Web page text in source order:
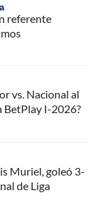
referente
vs. Nacional al
BetPlay I-2026?
Muriel, goleó 3-
de Liga